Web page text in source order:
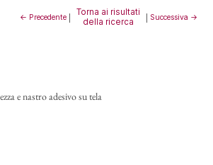
← Precedente|
Torna ai risultati
della ricerca
Successiva →
e nastro adesivo su tela